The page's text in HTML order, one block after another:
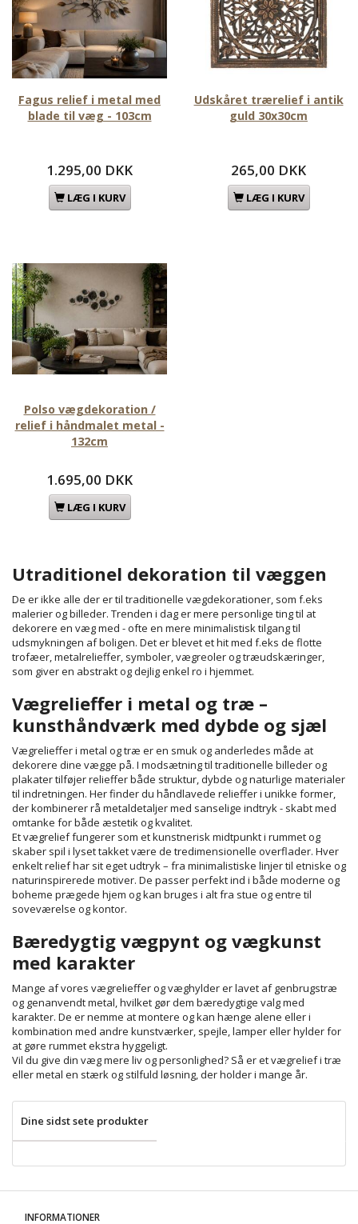
Fagus relief i metal med
blade til væg - 103cm
1.295,00 DKK
LÆG I KURV
Udskåret trærelief i antik
guld 30x30cm
265,00 DKK
LÆG I KURV
Polso vægdekoration /
relief i håndmalet metal -
132cm
1.695,00 DKK
LÆG I KURV
Utraditionel dekoration til væggen
De er ikke alle der er til traditionelle vægdekorationer, som f.eks
malerier og billeder. Trenden i dag er mere personlige ting til at
dekorere en væg med - ofte en mere minimalistisk tilgang til
udsmykningen af boligen. Det er blevet et hit med f.eks de flotte
trofæer, metalrelieffer, symboler, vægreoler og træudskæringer,
som giver en abstrakt og dejlig enkel ro i hjemmet.
Vægrelieffer i metal og træ –
kunsthåndværk med dybde og sjæl
Vægrelieffer i metal og træ er en smuk og anderledes måde at
dekorere dine vægge på. I modsætning til traditionelle billeder og
plakater tilføjer relieffer både struktur, dybde og naturlige materialer
til indretningen. Her finder du håndlavede relieffer i unikke former,
der kombinerer rå metaldetaljer med sanselige indtryk - skabt med
omtanke for både æstetik og kvalitet.
Et vægrelief fungerer som et kunstnerisk midtpunkt i rummet og
skaber spil i lyset takket være de tredimensionelle overflader. Hver
enkelt relief har sit eget udtryk – fra minimalistiske linjer til etniske og
naturinspirerede motiver. De passer perfekt ind i både moderne og
boheme prægede hjem og kan bruges i alt fra stue og entre til
soveværelse og kontor.
Bæredygtig vægpynt og vægkunst
med karakter
Mange af vores vægrelieffer og væghylder er lavet af genbrugstræ
og genanvendt metal, hvilket gør dem bæredygtige valg med
karakter. De er nemme at montere og kan hænge alene eller i
kombination med andre kunstværker, spejle, lamper eller hylder for
at gøre rummet ekstra hyggeligt.
Vil du give din væg mere liv og personlighed? Så er et vægrelief i træ
eller metal en stærk og stilfuld løsning, der holder i mange år.
Dine sidst sete produkter
INFORMATIONER